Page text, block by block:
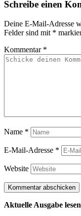
Schreibe einen
Deine E-Mail-Adresse
Felder sind mit *
Kommentar *
Name *
E-Mail-Adresse *
Website
Aktuelle Ausgabe